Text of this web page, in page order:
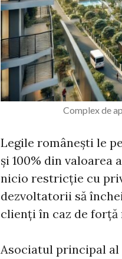
Complex de
Legile românești le
și 100% din
nicio restricție cu
dezvoltatorii să
clienți în caz de forță
Asociatul principal